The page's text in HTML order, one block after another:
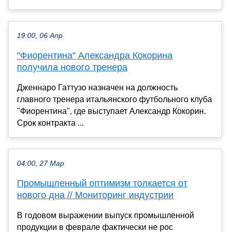
19:00, 06 Апр
"Фиорентина" Александра Кокорина
получила нового тренера
Дженнаро Гаттузо назначен на должность
главного тренера итальянского футбольного клуба
"Фиорентина", где выступает Александр Кокорин.
Срок контракта ...
04:00, 27 Мар
Промышленный оптимизм толкается от
нового дна // Мониторинг индустрии
В годовом выражении выпуск промышленной
продукции в феврале фактически не рос